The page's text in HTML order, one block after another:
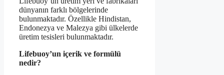
dünyanın farklı bölgelerinde
bulunmaktadır. Özellikle Hindistan,
Endonezya ve Malezya gibi ülkelerde
üretim tesisleri bulunmaktadır.
Lifebuoy’un içerik ve formülü
nedir?